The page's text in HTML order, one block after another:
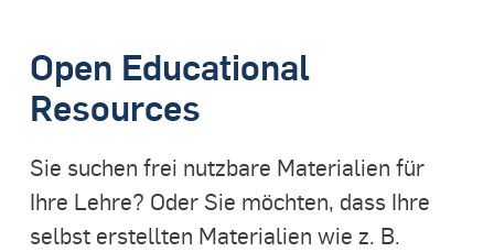
Open Educational
Resources
Sie suchen frei nutzbare Materialien für
Ihre Lehre? Oder Sie möchten, dass Ihre
selbst erstellten Materialien wie z. B.